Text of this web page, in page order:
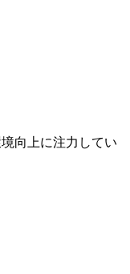
向上に注力してい